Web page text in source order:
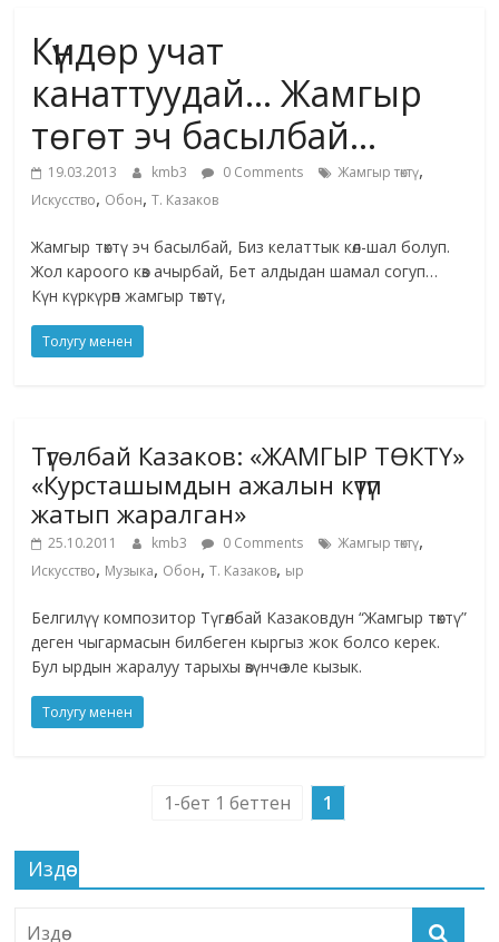
жана
адабияты
Күндөр учат
канаттуудай… Жамгыр
төгөт эч басылбай…
19.03.2013 kmb3 0 Comments Жамгыр төктү,
Искусство, Обон,Т. Казаков
Жамгыр төктү эч басылбай, Биз келаттык көл-шал болуп.
Жол кароого көз ачырбай, Бет алдыдан шамал согуп…
Күн күркүрөп жамгыр төктү,
Толугу менен
Түгөлбай Казаков: «ЖАМГЫР ТӨКТҮ»
«Курсташымдын ажалын күтүп
жатып жаралган»
25.10.2011 kmb3 0 Comments Жамгыр төктү,
Искусство, Музыка, Обон,Т. Казаков, ыр
Белгилүү композитор Түгөлбай Казаковдун “Жамгыр төктү”
деген чыгармасын билбеген кыргыз жок болсо керек.
Бул ырдын жаралуу тарыхы өзүнчө эле кызык.
Толугу менен
1-бет 1 беттен 1
Издөө